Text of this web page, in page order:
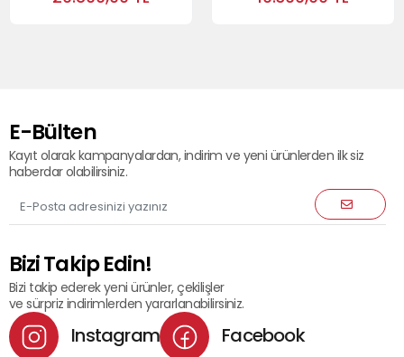
E-Bülten
Kayıt olarak kampanyalardan, indirim ve yeni ürünlerden ilk siz
haberdar olabilirsiniz.
Bizi Takip Edin!
Bizi takip ederek yeni ürünler, çekilişler
ve sürpriz indirimlerden yararlanabilirsiniz.
Instagram Facebook